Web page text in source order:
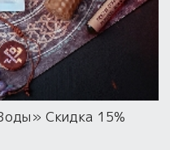
Скидка 15%